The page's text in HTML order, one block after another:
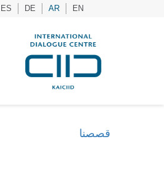
EN
AR
DE
ES
قصصنا